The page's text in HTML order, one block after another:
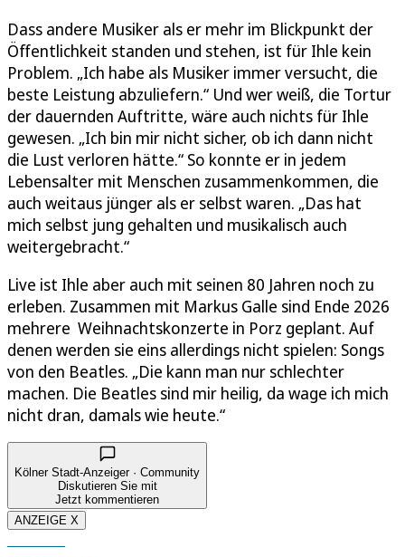
Dass andere Musiker als er mehr im Blickpunkt der
Öffentlichkeit standen und stehen, ist für Ihle kein
Problem. „Ich habe als Musiker immer versucht, die
beste Leistung abzuliefern.“ Und wer weiß, die Tortur
der dauernden Auftritte, wäre auch nichts für Ihle
gewesen. „Ich bin mir nicht sicher, ob ich dann nicht
die Lust verloren hätte.“ So konnte er in jedem
Lebensalter mit Menschen zusammenkommen, die
auch weitaus jünger als er selbst waren. „Das hat
mich selbst jung gehalten und musikalisch auch
weitergebracht.“
Live ist Ihle aber auch mit seinen 80 Jahren noch zu
erleben. Zusammen mit Markus Galle sind Ende 2026
mehrere Weihnachtskonzerte in Porz geplant. Auf
denen werden sie eins allerdings nicht spielen: Songs
von den Beatles. „Die kann man nur schlechter
machen. Die Beatles sind mir heilig, da wage ich mich
nicht dran, damals wie heute.“
Kölner Stadt-Anzeiger · Community
Diskutieren Sie mit
Jetzt kommentieren
ANZEIGE X